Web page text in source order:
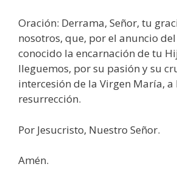
Oración: Derrama, Señor, tu
nosotros, que, por el anuncio
conocido la encarnación de tu
lleguemos, por su pasión y su
intercesión de la Virgen María,
resurrección.
Por Jesucristo, Nuestro Señor.
Amén.